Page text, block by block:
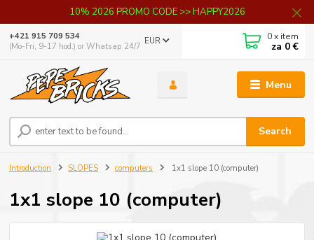
10% 2026 PROMO CODE >> HAPPY2026
Menu
EUR
Search
+421 915 709 534
(Mo-Fri, 9-17 hod.) or Whatsap 24/7
0x item
za 0 €
Introduction SLOPES computers 1x1 slope 10 (computer)
1x1 slope 10 (computer)